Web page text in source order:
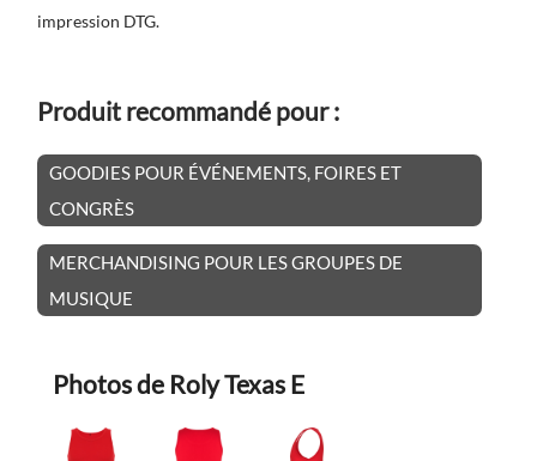
impression DTG.
Produit recommandé pour :
GOODIES POUR ÉVÉNEMENTS, FOIRES ET
CONGRÈS
MERCHANDISING POUR LES GROUPES DE
MUSIQUE
Photos de Roly Texas E